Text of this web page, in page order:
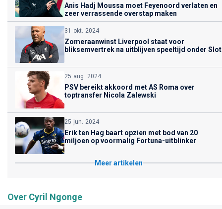
Anis Hadj Moussa moet Feyenoord verlaten en
zeer verrassende overstap maken
31 okt. 2024
Zomeraanwinst Liverpool staat voor
bliksemvertrek na uitblijven speeltijd onder Slot
25 aug. 2024
PSV bereikt akkoord met AS Roma over
toptransfer Nicola Zalewski
25 jun. 2024
Erik ten Hag baart opzien met bod van 20
miljoen op voormalig Fortuna-uitblinker
Meer artikelen
Over Cyril Ngonge